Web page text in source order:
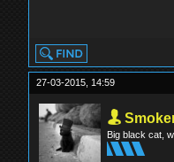
27-03-2015, 14:59
Big black cat,